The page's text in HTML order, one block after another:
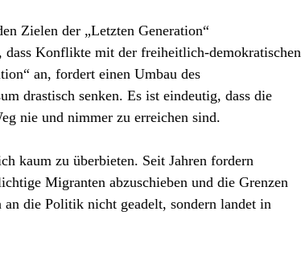
Zielen der „Letzten Generation“
dass Konflikte mit der freiheitlich-demokratischen
an, fordert einen Umbau des
drastisch senken. Es ist eindeutig, dass die
nie und nimmer zu erreichen sind.
kaum zu überbieten. Seit Jahren fordern
Migranten abzuschieben und die Grenzen
die Politik nicht geadelt, sondern landet in